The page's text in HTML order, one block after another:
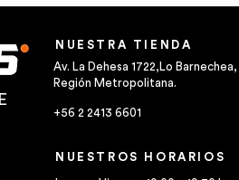
NUESTRA TIENDA
Av. La Dehesa 1722,Lo Barnechea,
Región Metropolitana.
+56 2 2413 6601
NUESTROS HORARIOS